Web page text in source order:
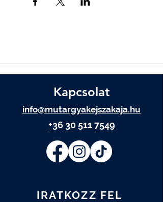
Kapcsolat
info@mutargyakejszakaja.hu
+36 30 511 7549
IRATKOZZ FEL